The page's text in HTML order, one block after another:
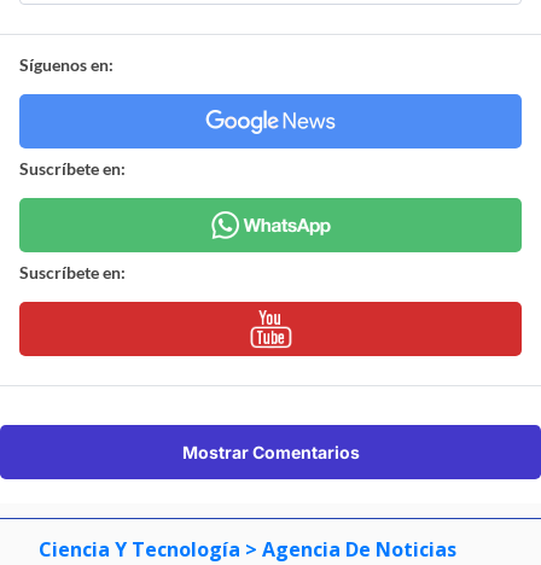
Síguenos en:
Suscríbete en:
Suscríbete en:
Mostrar Comentarios
Ciencia Y Tecnología > Agencia De Noticias